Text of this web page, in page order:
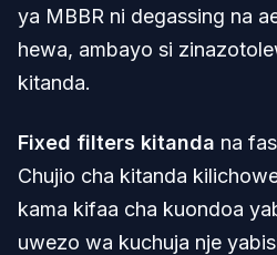
ya MBBR ni degassing na
hewa, ambayo si
kitanda.
Fixed filters kitanda na
Chujio cha kitanda
kama kifaa cha kuondoa
uwezo wa kuchuja nje